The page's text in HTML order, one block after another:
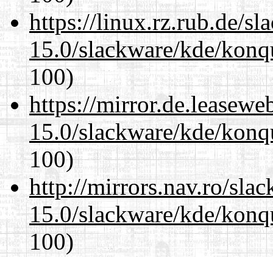
https://linux.rz.rub.de/
15.0/slackware/kde/
100)
https://
15.0/slackware/kde/
100)
http://mirrors.nav.ro/
15.0/slackware/kde/
100)